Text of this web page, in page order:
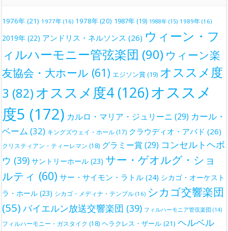
1976年 (21) 1977年 (16) 1978年(20) 1987年(19) 1988年 (15) 1989年 (16)
2019年 (22) アンドリス・ネルソンス (26) ウィーン・フ
ィルハーモニー管弦楽団 (90) ウィーン楽
友協会・大ホール (61) エジソン賞(19) オススメ度
3 (82) オススメ度4 (126)オススメ
度5 (172) カルロ・マリア・ジュリーニ (29) カール・
ベーム (32) キングズウェイ・ホール (17) クラウディオ・アバド (26)
クリスティアン・ティーレマン (18) グラミー賞 (29) コンセルトヘボ
ウ (39) サントリーホール (23) サー・ゲオルグ・ショ
ルティ (60) サー・サイモン・ラトル (24) シカゴ・オーケスト
ラ・ホール (23) シカゴ・メディナ・テンプル (16) シカゴ交響楽団
(55) バイエルン放送交響楽団 (39) フィルハーモニア管弦楽団 (14)
フィルハーモニー・ガスタイク (18) ヘラクレス・ザール (21) ヘルベル